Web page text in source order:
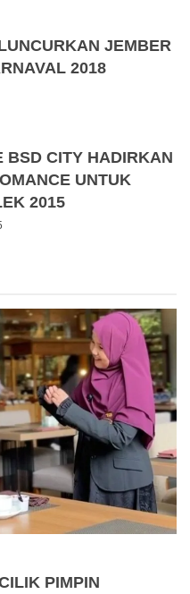
JEMBER
2018
BSD CITY HADIRKAN
UNTUK
2015
PIMPIN